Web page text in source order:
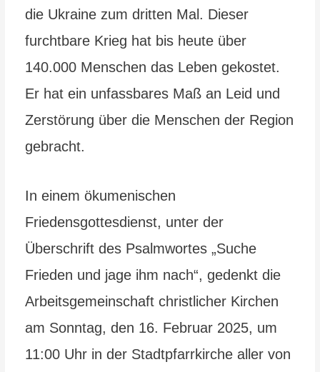
die Ukraine zum dritten Mal. Dieser
furchtbare Krieg hat bis heute über
140.000 Menschen das Leben gekostet.
Er hat ein unfassbares Maß an Leid und
Zerstörung über die Menschen der Region
gebracht.
In einem ökumenischen
Friedensgottesdienst, unter der
Überschrift des Psalmwortes „Suche
Frieden und jage ihm nach“, gedenkt die
Arbeitsgemeinschaft christlicher Kirchen
am Sonntag, den 16. Februar 2025, um
11:00 Uhr in der Stadtpfarrkirche aller von